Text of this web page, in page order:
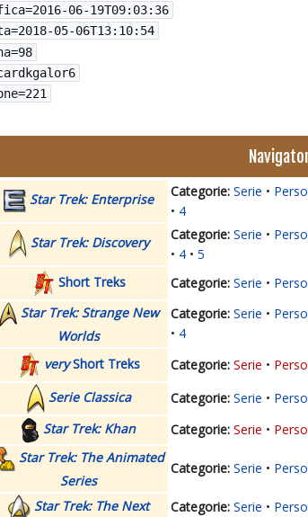
2016-06-19T09:03:36
2018-05-06T13:10:54
Star Trek: Enterprise Serie
4
Star Trek: Discovery
Serie
4
5
Short Treks
Serie
Star Trek: Strange New
Worlds
Serie
4
veryShort Treks Serie
Serie Classica
Serie
Star Trek: Khan
Serie
Star Trek: The Animated
Series
Serie
Star Trek: The Next
Serie